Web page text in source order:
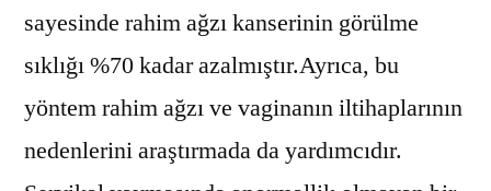
sayesinde rahim ağzı kanserinin görülme
sıklığı %70 kadar azalmıştır.Ayrıca, bu
yöntem rahim ağzı ve vaginanın iltihaplarının
nedenlerini araştırmada da yardımcıdır.